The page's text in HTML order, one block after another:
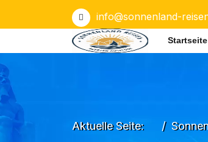
info@sonnenland-
Startseite
Aktuelle Seite: